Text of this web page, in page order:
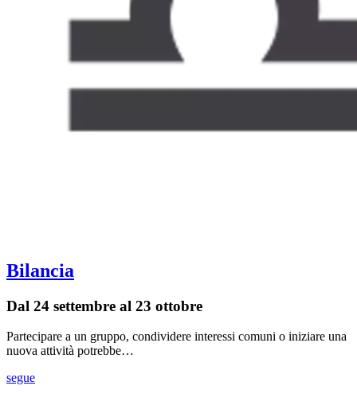
Bilancia
Dal 24 settembre al 23 ottobre
Partecipare a un gruppo, condividere interessi comuni o iniziare una
nuova attività potrebbe…
segue